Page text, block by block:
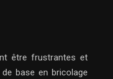
être frustrantes et
base en bricolage